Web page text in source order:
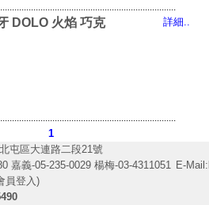
DOLO 火焰 巧克 詳細..
1
屯區大連路二段21號
嘉義-05-235-0029 楊梅-03-4311051 E-Mail:
員登入)